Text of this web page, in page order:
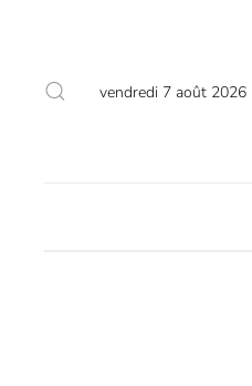
vendredi 7 août 2026